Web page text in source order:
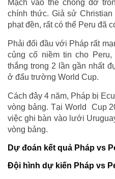
Mạch vào thế chống đỡ
chính thức. Giả sử
phạt đền, rất có thể Peru đã
Phải đối đầu với Pháp rất
củng cố niềm tin cho Peru,
thắng trong 2 lần gần nhất
ở đấu trường World Cup.
Cách đây 4 năm, Pháp bị
vòng bảng. Tại World Cup
việc ghi bàn vào lưới
vòng bảng.
Dự đoán kết quả Pháp vs
Đội hình dự kiến Pháp vs